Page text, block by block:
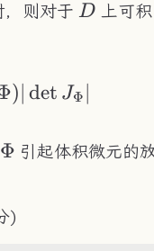
，则对于D
D 上可
)∣ det JΦ ∣
\Phi
Φ 引起体积微元的
)